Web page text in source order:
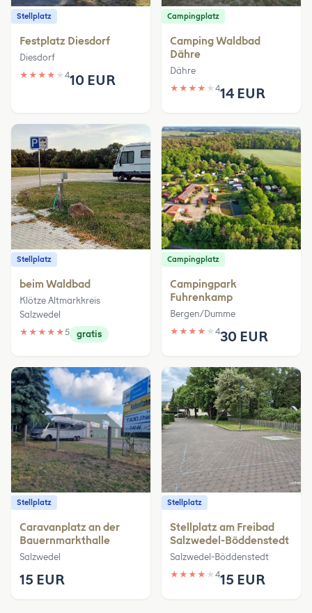
Stellplatz
Festplatz Diesdorf
Diesdorf
★ ★ ★ ★ ★ 410 EUR
Campingplatz
Camping Waldbad
Dähre
Dähre
★ ★ ★ ★ ★ 414 EUR
Stellplatz
beim Waldbad
Klötze Altmarkkreis
Salzwedel
★ ★ ★ ★ ★5 gratis
Campingplatz
Campingpark
Fuhrenkamp
Bergen/Dumme
★ ★ ★ ★ ★ 430 EUR
Stellplatz
Caravanplatz an der
Bauernmarkthalle
Salzwedel
15 EUR
Stellplatz
Stellplatz am Freibad
Salzwedel-Böddenstedt
Salzwedel-Böddenstedt
★ ★ ★ ★ ★ 415 EUR